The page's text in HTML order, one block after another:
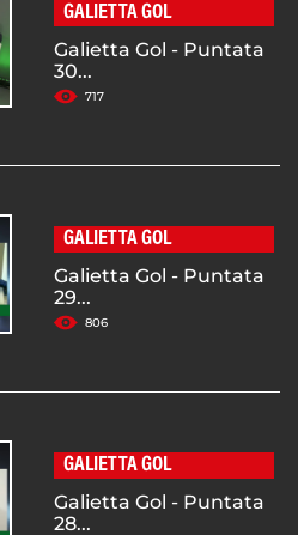
GALIETTA GOL
Galietta Gol - Puntata
30...
717
GALIETTA GOL
Galietta Gol - Puntata
29...
806
GALIETTA GOL
Galietta Gol - Puntata
28...